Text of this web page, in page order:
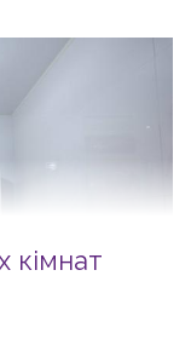
кімнат